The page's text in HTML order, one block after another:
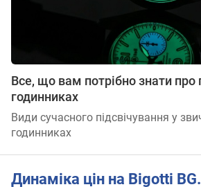
Все, що вам потрібно знати про
годинниках
Види сучасного підсвічування у
годинниках
Динаміка цін на Bigotti